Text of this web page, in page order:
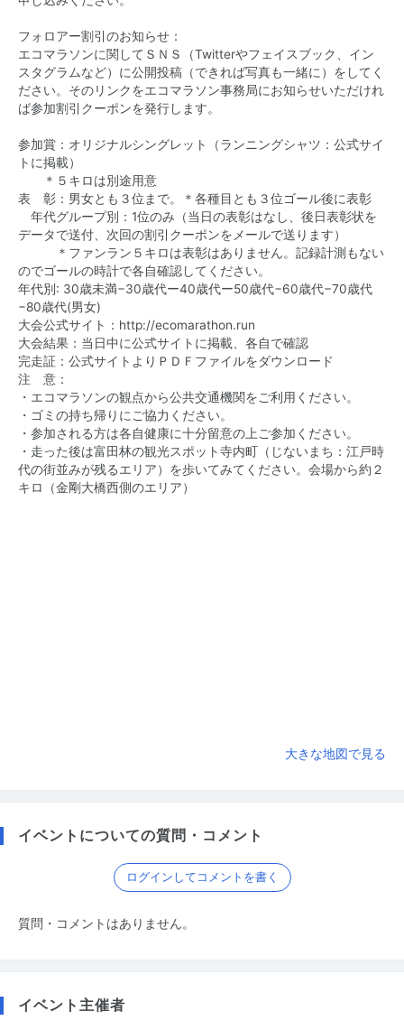
フォロアー割引のお知らせ：
エコマラソンに関してＳＮＳ（Twitterやフェイスブック、イン
スタグラムなど）に公開投稿（できれば写真も一緒に）をしてく
ださい。そのリンクをエコマラソン事務局にお知らせいただけれ
ば参加割引クーポンを発行します。
参加賞：オリジナルシングレット（ランニングシャツ：公式サイ
トに掲載）
＊５キロは別途用意
表 彰：男女とも‪３‬位まで。＊各種目とも３位ゴール後に表彰
年代グループ別：1位のみ（当日の表彰はなし、後日表彰状を
データで送付、次回の割引クーポンをメールで送ります）
＊ファンラン５キロは表彰はありません。記録計測もない
のでゴールの時計で各自確認してください。
−80歳代(男女)
‪大会公式サイト：
大会結果：当日中に公式サイトに掲載、各自で確認
完走証：公式サイトよりＰＤＦファイルをダウンロード
注 意：
・エコマラソンの観点から公共交通機関をご利用ください。
・ゴミの持ち帰りにご協力ください。
‪・‬参加される方は各自健康に十分留意の上ご参加ください。‬
‪‬・走った後は富田林の観光スポット寺内町（じないまち：江戸時
代の街並みが残るエリア）を歩いてみてください。会場から約２
キロ（金剛大橋西側のエリア）
大きな地図で見る
イベントについての質問・コメント
ログインしてコメントを書く
質問・コメントはありません。
イベント主催者